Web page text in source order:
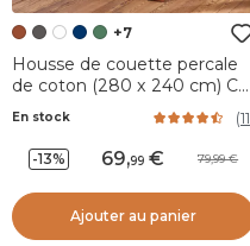
+7
Housse de couette percale
de coton (280 x 240 cm) Cali
En stock (11
-13% 69,99 79,99
Ajouter au panier